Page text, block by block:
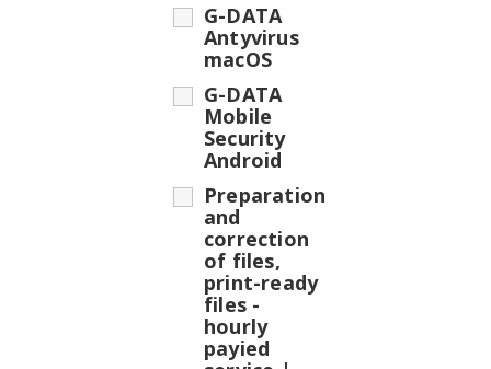
G-DATA
Antyvirus
macOS
G-DATA
Mobile
Security
Android
Preparation
and
correction
of files,
print-ready
files -
hourly
payied